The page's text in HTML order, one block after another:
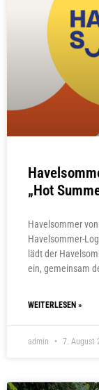
„Hot
Havelsommer
Havelsommer-
lädt der
ein, gemeinsam
WEITERLESEN »
admin 7. August